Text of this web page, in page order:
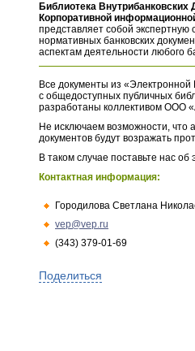
Библиотека
Корпоративной
представляет собой экспертную
нормативных банковских
аспектам деятельности любого
Все документы из «Электронной
с общедоступных публичных
разработаны коллективом ООО
Не исключаем возможности, что
документов будут возражать
В таком случае поставьте нас
Контактная информация:
Городилова Светлана
vep@vep.ru
(343) 379-01-69
Поделиться